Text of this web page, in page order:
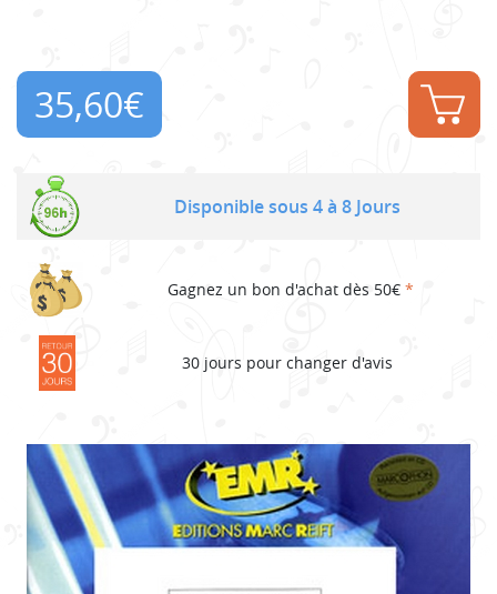
35,60€
Disponible sous 4 à 8 Jours
Gagnez un bon d'achat dès 50€ *
30 jours pour changer d'avis